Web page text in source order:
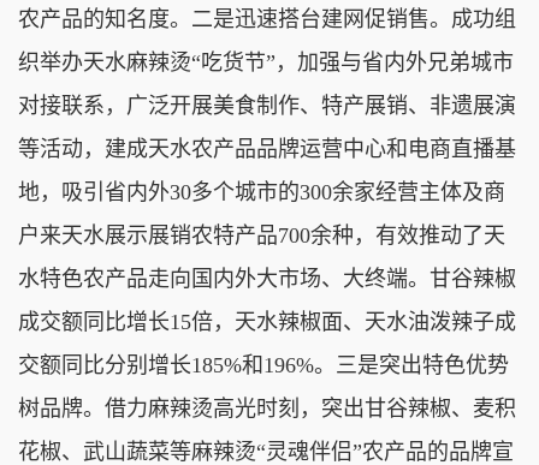
农产品的知名度。二是迅速搭台建网促销售。成功组
织举办天水麻辣烫“吃货节”，加强与省内外兄弟城市
对接联系，广泛开展美食制作、特产展销、非遗展演
等活动，建成天水农产品品牌运营中心和电商直播基
地，吸引省内外30多个城市的300余家经营主体及商
户来天水展示展销农特产品700余种，有效推动了天
水特色农产品走向国内外大市场、大终端。甘谷辣椒
成交额同比增长15倍，天水辣椒面、天水油泼辣子成
交额同比分别增长185%和196%。三是突出特色优势
树品牌。借力麻辣烫高光时刻，突出甘谷辣椒、麦积
花椒、武山蔬菜等麻辣烫“灵魂伴侣”农产品的品牌宣